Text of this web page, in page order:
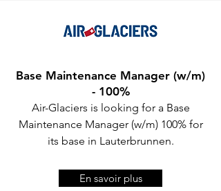
Base Maintenance Manager (w/m)
- 100%
Air-Glaciers is looking for a Base
Maintenance Manager (w/m) 100% for
its base in Lauterbrunnen.
En savoir plus